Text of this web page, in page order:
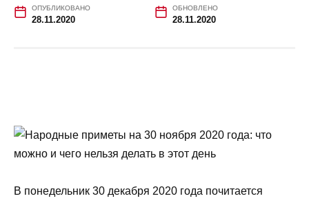
ОПУБЛИКОВАНО
28.11.2020
ОБНОВЛЕНО
28.11.2020
В понедельник 30 декабря 2020 года почитается